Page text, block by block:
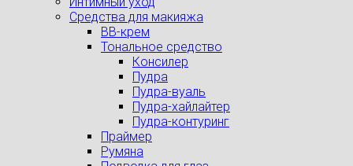
Средства для макияжа
BB-крем
Тональное средство
Консилер
Пудра
Пудра-вуаль
Пудра-хайлайтер
Пудра-контуринг
Праймер
Румяна